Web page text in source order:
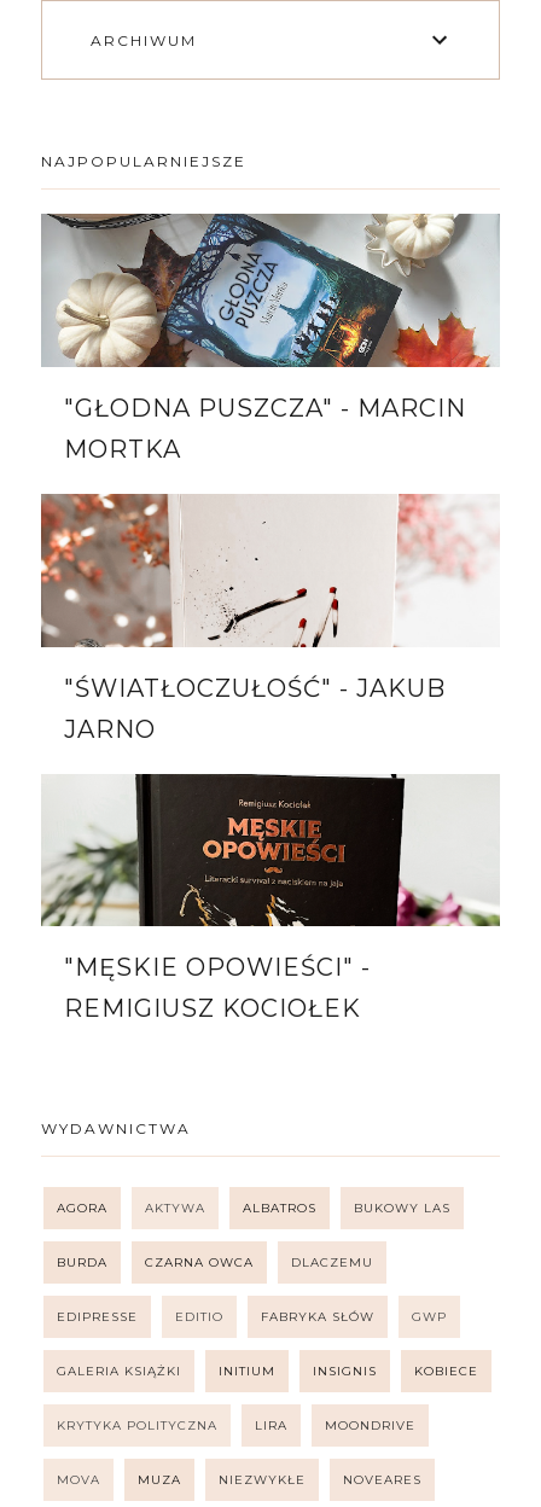
ARCHIWUM
NAJPOPULARNIEJSZE
"GŁODNA PUSZCZA" - MARCIN
MORTKA
"ŚWIATŁOCZUŁOŚĆ" - JAKUB
JARNO
"MĘSKIE OPOWIEŚCI" -
REMIGIUSZ KOCIOŁEK
WYDAWNICTWA
AGORA AKTYWA ALBATROS BUKOWY LAS
BURDA CZARNA OWCA DLACZEMU
EDIPRESSE EDITIO FABRYKA SŁÓW GWP
GALERIA KSIĄŻKI INITIUM INSIGNIS KOBIECE
KRYTYKA POLITYCZNA LIRA MOONDRIVE
MOVA MUZA NIEZWYKŁE NOVEARES